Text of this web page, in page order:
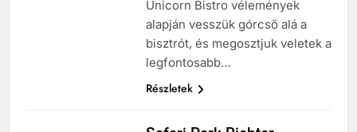
Unicorn Bistro vélemények
alapján vesszük górcső alá a
bisztrót, és megosztjuk veletek a
legfontosabb…
Részletek